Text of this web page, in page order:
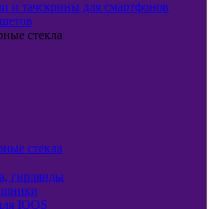
и тачскрины для смартфонов
стекла
стекла
гирлянды
IQOS